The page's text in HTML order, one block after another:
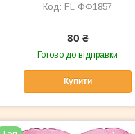
FL ФФ1857
80 ₴
Готово до відправки
Купити